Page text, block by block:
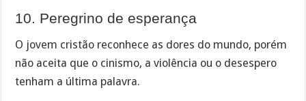
10. Peregrino de esperança
O jovem cristão reconhece as dores do mundo, porém
não aceita que o cinismo, a violência ou o desespero
tenham a última palavra.